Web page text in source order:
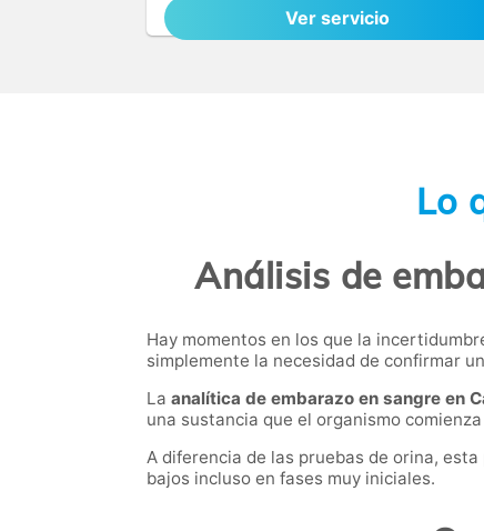
Ver servicio
Lo
Análisis de
Hay momentos en los que la
simplemente la necesidad de confirmar
La analítica de embarazo en sangre en
una sustancia que el organismo
A diferencia de las pruebas de orina,
bajos incluso en fases muy iniciales.